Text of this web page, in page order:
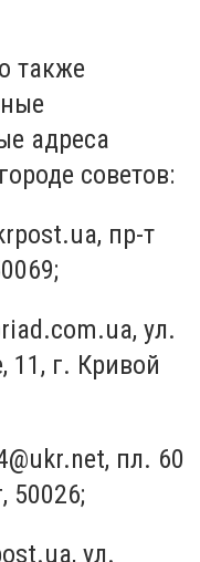
также
адреса
советов:
, пр-т
, ул.
11, г. Кривой
, пл. 60
50026;
, ул.